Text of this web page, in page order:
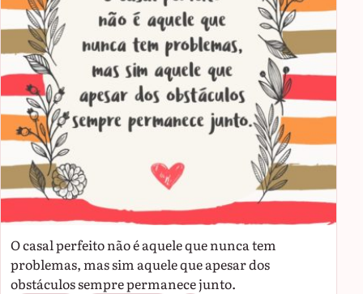
O casal perfeito não é aquele que nunca tem
problemas, mas sim aquele que apesar dos
obstáculos sempre permanece junto.